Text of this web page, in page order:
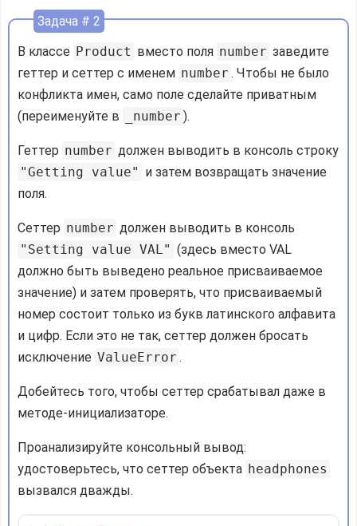
В классе Product вместо поля number заведите
геттер и сеттер с именем number . Чтобы не было
конфликта имен, само поле сделайте приватным
(переименуйте в
_number ).
Геттер number должен выводить в консоль строку
"Getting value" и затем возвращать значение
поля.
Сеттер number должен выводить в консоль
"Setting value VAL" (здесь вместо VAL
должно быть выведено реальное присваиваемое
значение) и затем проверять, что присваиваемый
номер состоит только из букв латинского алфавита
и цифр. Если это не так, сеттер должен бросать
исключение ValueError .
Добейтесь того, чтобы сеттер срабатывал даже в
методе-инициализаторе.
Проанализируйте консольный вывод:
удостоверьтесь, что сеттер объекта headphones
вызвался дважды.
Задача # 2